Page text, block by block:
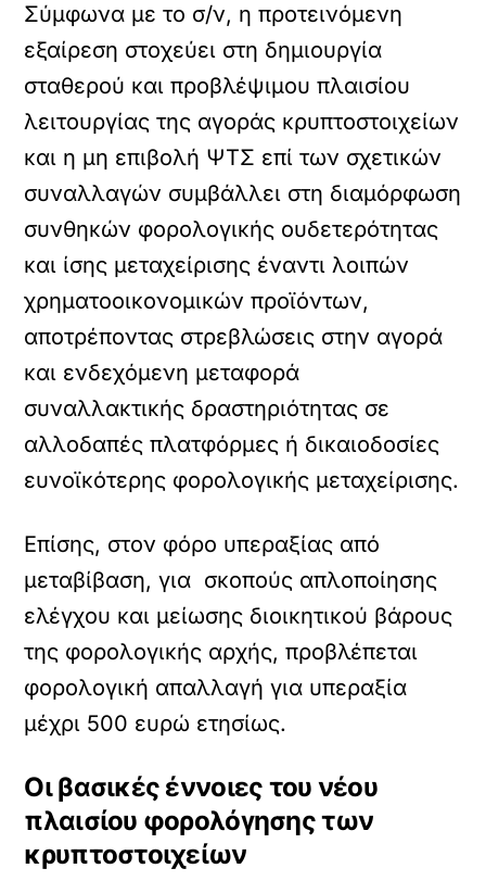
Σύμφωνα με το σ/ν, η προτεινόμενη
εξαίρεση στοχεύει στη δημιουργία
σταθερού και προβλέψιμου πλαισίου
λειτουργίας της αγοράς κρυπτοστοιχείων
και η μη επιβολή ΨΤΣ επί των σχετικών
συναλλαγών συμβάλλει στη διαμόρφωση
συνθηκών φορολογικής ουδετερότητας
και ίσης μεταχείρισης έναντι λοιπών
χρηματοοικονομικών προϊόντων,
αποτρέποντας στρεβλώσεις στην αγορά
και ενδεχόμενη μεταφορά
συναλλακτικής δραστηριότητας σε
αλλοδαπές πλατφόρμες ή δικαιοδοσίες
ευνοϊκότερης φορολογικής μεταχείρισης.
Επίσης, στον φόρο υπεραξίας από
μεταβίβαση, για σκοπούς απλοποίησης
ελέγχου και μείωσης διοικητικού βάρους
της φορολογικής αρχής, προβλέπεται
φορολογική απαλλαγή για υπεραξία
μέχρι 500 ευρώ ετησίως.
Οι βασικές έννοιες του νέου
πλαισίου φορολόγησης των
κρυπτοστοιχείων